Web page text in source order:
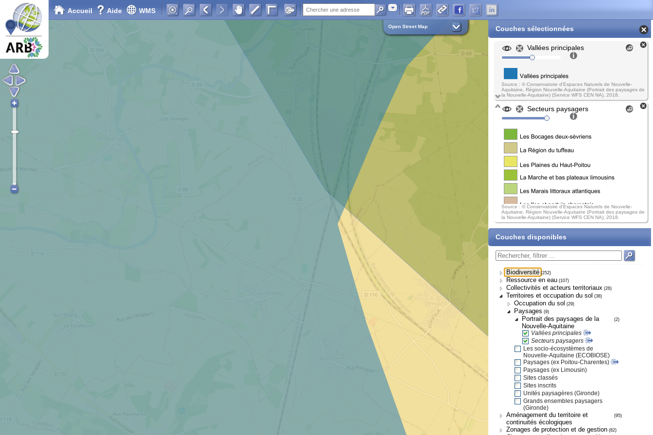
Accueil Aide WMS Adresse
Open Street Map Couches sélectionnées
Vallées principales
Source : © Conservatoire d'Espaces Naturels de Nouvelle-
Aquitaine, Région Nouvelle-Aquitaine (Portrait des paysages de
la Nouvelle-Aquitaine) (Service WFS CEN NA), 2018.
Secteurs paysagers
Source : © Conservatoire d'Espaces Naturels de Nouvelle-
Aquitaine, Région Nouvelle-Aquitaine (Portrait des paysages de
la Nouvelle-Aquitaine) (Service WFS CEN NA), 2018.
Couches disponibles
Biodiversité (252)
Ressource en eau (107)
Collectivités et acteurs territoriaux (26)
Territoires et occupation du sol (38)
Occupation du sol (29)
Paysages (9)
Portrait des paysages de la
Nouvelle-Aquitaine
(2)
Vallées principales
Secteurs paysagers
Les socio-écosystèmes de
Nouvelle-Aquitaine (ECOBIOSE)
Paysages (ex Poitou-Charentes)
Paysages (ex Limousin)
Sites classés
Sites inscrits
Unités paysagères (Gironde)
Grands ensembles paysagers
(Gironde)
Aménagement du territoire et
continuités écologiques
(95)
Zonages de protection et de gestion (82)